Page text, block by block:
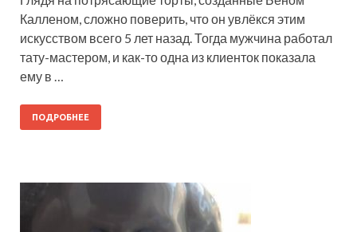
Калленом, сложно поверить, что он увлёкся этим
искусством всего 5 лет назад. Тогда мужчина работал
тату-мастером, и как-то одна из клиенток показала
ему в …
ПОДРОБНЕЕ